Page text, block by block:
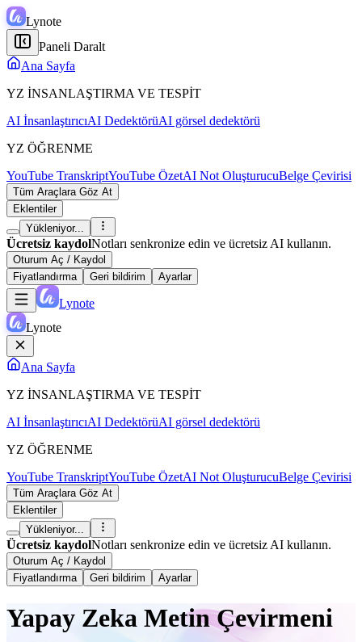
Lynote
Paneli Daralt
Ana Sayfa
YZ İNSANLAŞTIRMA VE TESPİT
AI İnsanlaştırıcıAI DedektörüAI görsel dedektörü
YZ ÖĞRENME
YouTube TranskriptYouTube ÖzetAI Not OluşturucuBelge Çevirisi
Tüm Araçlara Göz At
Eklentiler
Yükleniyor...
Ücretsiz kaydolNotları senkronize edin ve ücretsiz AI kullanın.
Oturum Aç / Kaydol
Fiyatlandırma
Geri bildirim Ayarlar
Lynote
Lynote
Ana Sayfa
YZ İNSANLAŞTIRMA VE TESPİT
AI İnsanlaştırıcıAI DedektörüAI görsel dedektörü
YZ ÖĞRENME
YouTube TranskriptYouTube ÖzetAI Not OluşturucuBelge Çevirisi
Tüm Araçlara Göz At
Eklentiler
Yükleniyor...
Ücretsiz kaydolNotları senkronize edin ve ücretsiz AI kullanın.
Oturum Aç / Kaydol
Fiyatlandırma
Geri bildirim Ayarlar
Yapay Zeka Metin Çevirmeni